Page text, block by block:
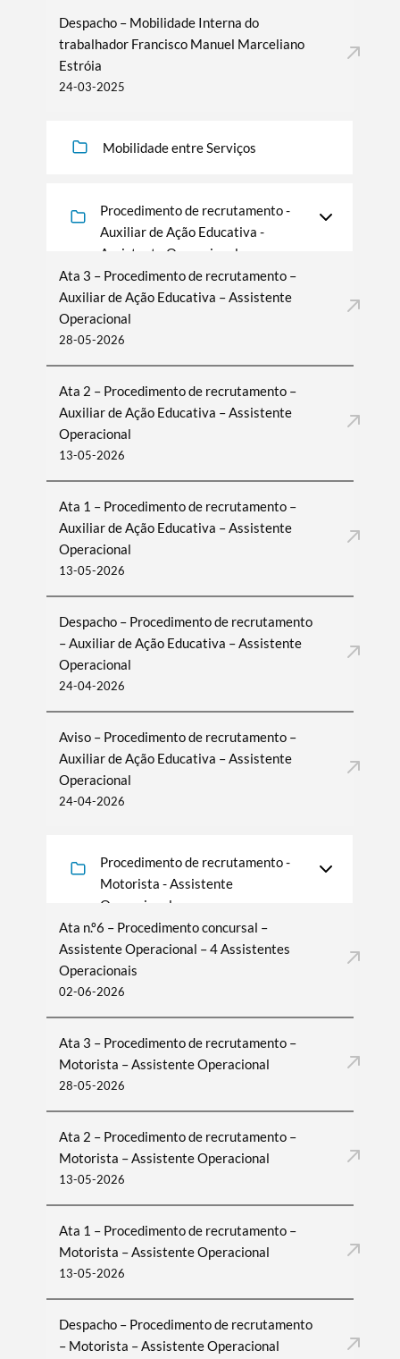
Termo de Pesquisa
Filtros
Despacho – Mobilidade Interna do
trabalhador Francisco Manuel Marceliano
Estróia
24-03-2025
Mobilidade entre Serviços
Procedimento de recrutamento -
Auxiliar de Ação Educativa -
Assistente Operacional
Ata 3 – Procedimento de recrutamento –
Auxiliar de Ação Educativa – Assistente
Operacional
28-05-2026
Ata 2 – Procedimento de recrutamento –
Auxiliar de Ação Educativa – Assistente
Operacional
13-05-2026
Ata 1 – Procedimento de recrutamento –
Auxiliar de Ação Educativa – Assistente
Operacional
13-05-2026
Despacho – Procedimento de recrutamento
– Auxiliar de Ação Educativa – Assistente
Operacional
24-04-2026
Aviso – Procedimento de recrutamento –
Auxiliar de Ação Educativa – Assistente
Operacional
24-04-2026
Procedimento de recrutamento -
Motorista - Assistente
Operacional
Ata n.º6 – Procedimento concursal –
Assistente Operacional – 4 Assistentes
Operacionais
02-06-2026
Ata 3 – Procedimento de recrutamento –
Motorista – Assistente Operacional
28-05-2026
Ata 2 – Procedimento de recrutamento –
Motorista – Assistente Operacional
13-05-2026
Ata 1 – Procedimento de recrutamento –
Motorista – Assistente Operacional
13-05-2026
Despacho – Procedimento de recrutamento
– Motorista – Assistente Operacional